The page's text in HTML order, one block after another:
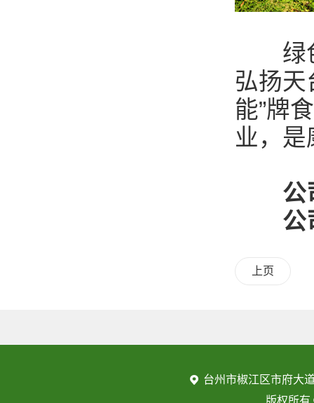
绿色
弘扬天
能”牌
业，是
公
公
上页
台州市椒江区市府大
版权所